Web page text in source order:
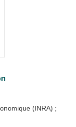
(INRA) ;